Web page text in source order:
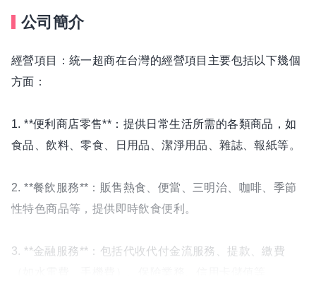
公司簡介
經營項目：統一超商在台灣的經營項目主要包括以下幾個
方面：
1. **便利商店零售**：提供日常生活所需的各類商品，如
食品、飲料、零食、日用品、潔淨用品、雜誌、報紙等。
2. **餐飲服務**：販售熱食、便當、三明治、咖啡、季節
性特色商品等，提供即時飲食便利。
3. **金融服務**：包括代收代付金流服務、提款、繳費